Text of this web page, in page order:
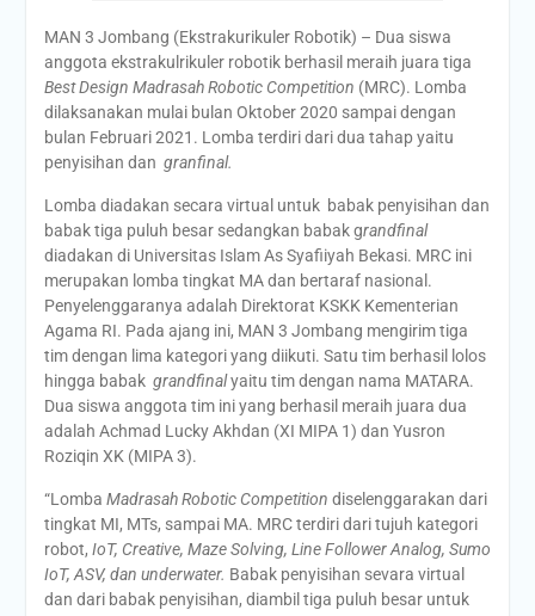
MAN 3 Jombang (Ekstrakurikuler Robotik) – Dua siswa
anggota ekstrakulrikuler robotik berhasil meraih juara tiga
Best Design Madrasah Robotic Competition (MRC). Lomba
dilaksanakan mulai bulan Oktober 2020 sampai dengan
bulan Februari 2021. Lomba terdiri dari dua tahap yaitu
penyisihan dan granfinal.
Lomba diadakan secara virtual untuk babak penyisihan dan
babak tiga puluh besar sedangkan babak grandfinal
diadakan di Universitas Islam As Syafiiyah Bekasi. MRC ini
merupakan lomba tingkat MA dan bertaraf nasional.
Penyelenggaranya adalah Direktorat KSKK Kementerian
Agama RI. Pada ajang ini, MAN 3 Jombang mengirim tiga
tim dengan lima kategori yang diikuti. Satu tim berhasil lolos
hingga babak grandfinalyaitu tim dengan nama MATARA.
Dua siswa anggota tim ini yang berhasil meraih juara dua
adalah Achmad Lucky Akhdan (XI MIPA 1) dan Yusron
Roziqin XK (MIPA 3).
“Lomba Madrasah Robotic Competition diselenggarakan dari
tingkat MI, MTs, sampai MA. MRC terdiri dari tujuh kategori
robot, IoT, Creative, Maze Solving, Line Follower Analog, Sumo
IoT, ASV, dan underwater. Babak penyisihan sevara virtual
dan dari babak penyisihan, diambil tiga puluh besar untuk